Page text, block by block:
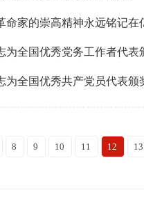
命家的崇高精神永远铭记在
为全国优秀党务工作者代表
为全国优秀共产党员代表颁
8 9 10 11 12 13